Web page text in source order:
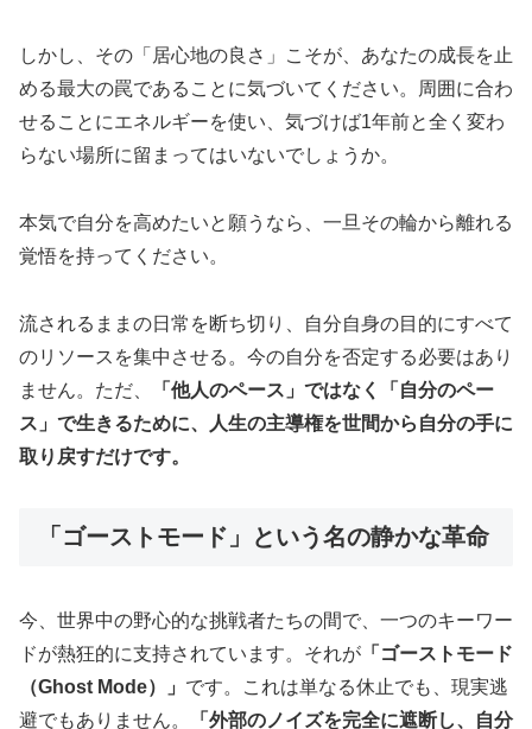
しかし、その「居心地の良さ」こそが、あなたの成長を止
める最大の罠であることに気づいてください。周囲に合わ
せることにエネルギーを使い、気づけば1年前と全く変わ
らない場所に留まってはいないでしょうか。
本気で自分を高めたいと願うなら、一旦その輪から離れる
覚悟を持ってください。
流されるままの日常を断ち切り、自分自身の目的にすべて
のリソースを集中させる。今の自分を否定する必要はあり
ません。ただ、
「他人のペース」ではなく「自分のペー
ス」で生きるために、人生の主導権を世間から自分の手に
取り戻すだけです。
「ゴーストモード」という名の静かな革命
今、世界中の野心的な挑戦者たちの間で、一つのキーワー
ドが熱狂的に支持されています。それが 「ゴーストモード
（Ghost Mode）」 です。これは単なる休止でも、現実逃
避でもありません。
「外部のノイズを完全に遮断し、自分